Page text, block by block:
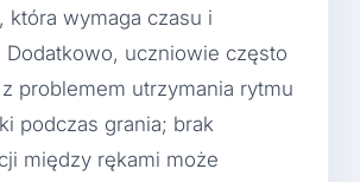
która wymaga czasu i
Dodatkowo, uczniowie często
problemem utrzymania rytmu
podczas grania; brak
między rękami może